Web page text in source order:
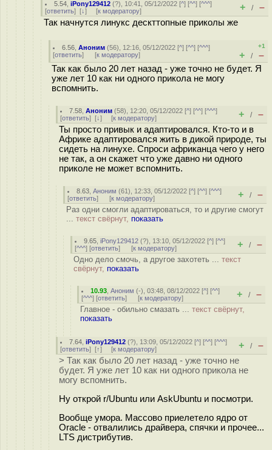
5.54 ,iPony129412 (?), 10:41, 05/12/2022 [^] [^^] [^^^]
[ответить] [↓] [к модератору] + / –
Так начнутся линукс дескттопные приколы же
6.56 ,Аноним (56), 12:16, 05/12/2022 [^] [^^] [^^^]
[ответить] [к модератору]
+1
+ / –
Так как было 20 лет назад - уже точно не будет. Я
уже лет 10 как ни одного прикола не могу
вспомнить.
7.58 ,Аноним (58), 12:20, 05/12/2022 [^] [^^] [^^^]
[ответить] [↓] [к модератору] + / –
Ты просто привык и адаптировался. Кто-то и в
Африке адаптировался жить в дикой природе, ты
сидеть на линухе. Спроси африканца чего у него
не так, а он скажет что уже давно ни одного
приколе не может вспомнить.
8.63 ,Аноним (61), 12:33, 05/12/2022 [^] [^^] [^^^]
[ответить] [к модератору] + / –
Раз одни смогли адаптироваться, то и другие смогут
... текст свёрнут, показать
9.65 ,iPony129412 (?), 13:10, 05/12/2022 [^] [^^]
[^^^] [ответить] [к модератору] + / –
Одно дело смочь, а другое захотеть ... текст
свёрнут, показать
10.93 ,Аноним (-), 03:48, 08/12/2022 [^] [^^]
[^^^] [ответить] [к модератору] + / –
Главное - обильно смазать ... текст свёрнут,
показать
7.64 ,iPony129412 (?), 13:09, 05/12/2022 [^] [^^] [^^^]
[ответить] [↑] [к модератору] + / –
> Так как было 20 лет назад - уже точно не
будет. Я уже лет 10 как ни одного прикола не
могу вспомнить.
Ну открой r/Ubuntu или AskUbuntu и посмотри.
Вообще умора. Массово приелетело ядро от
Oracle - отвалились драйвера, спячки и прочее...
LTS дистрибутив.